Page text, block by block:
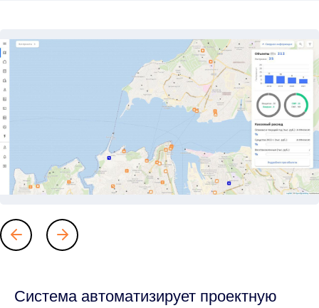
Система автоматизирует проектную